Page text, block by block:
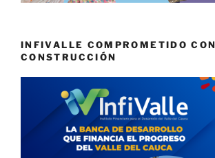
INFIVALLE COMPROMETIDO
CONSTRUCCIÓN